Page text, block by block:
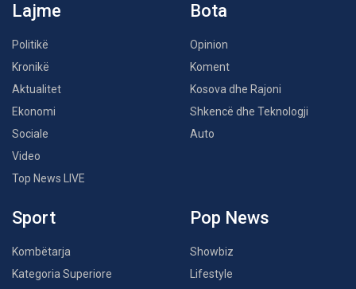
Lajme
Politikë
Kronikë
Aktualitet
Ekonomi
Sociale
Video
Top News LIVE
Bota
Opinion
Koment
Kosova dhe Rajoni
Shkencë dhe Teknologji
Auto
Sport
Kombëtarja
Kategoria Superiore
Pop News
Showbiz
Lifestyle